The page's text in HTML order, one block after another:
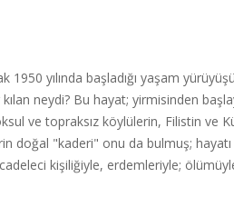
1950 yılında başladığı yaşam
neydi? Bu hayat; yirmisinden
ve topraksız köylülerin, Filistin ve
doğal "kaderi" onu da bulmuş;
kişiliğiyle, erdemleriyle;